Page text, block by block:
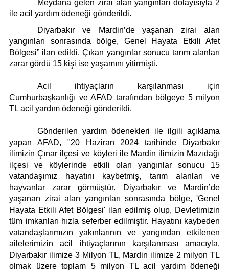
İletişim
Meydana gelen zirai alan yangınları dolayısıyla 2
ile acil yardım ödeneği gönderildi.
Diyarbakır ve Mardin’de yaşanan zirai alan
yangınları sonrasında bölge, Genel Hayata Etkili Afet
Bölgesi” ilan edildi. Çıkan yangınlar sonucu tarım alanları
zarar gördü 15 kişi ise yaşamını yitirmişti.
Acil ihtiyaçların karşılanması için
Cumhurbaşkanlığı ve AFAD tarafından bölgeye 5 milyon
TL acil yardım ödeneği gönderildi.
Gönderilen yardım ödenekleri ile ilgili açıklama
yapan AFAD, "20 Haziran 2024 tarihinde Diyarbakır
ilimizin Çınar ilçesi ve köyleri ile Mardin ilimizin Mazıdağı
ilçesi ve köylerinde etkili olan yangınlar sonucu 15
vatandaşımız hayatını kaybetmiş, tarım alanları ve
hayvanlar zarar görmüştür. Diyarbakır ve Mardin’de
yaşanan zirai alan yangınları sonrasında bölge, 'Genel
Hayata Etkili Afet Bölgesi' ilan edilmiş olup, Devletimizin
tüm imkanları hızla seferber edilmiştir. Hayatını kaybeden
vatandaşlarımızın yakınlarının ve yangından etkilenen
ailelerimizin acil ihtiyaçlarının karşılanması amacıyla,
Diyarbakır ilimize 3 Milyon TL, Mardin ilimize 2 milyon TL
olmak üzere toplam 5 milyon TL acil yardım ödeneği